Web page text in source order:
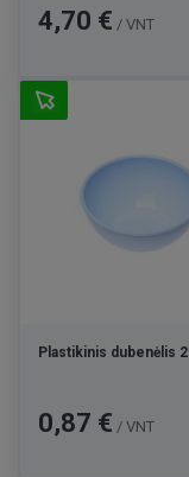
Kaina
4,70 € / VNT
Plastikinis dubenėlis
Kaina
0,87 € / VNT